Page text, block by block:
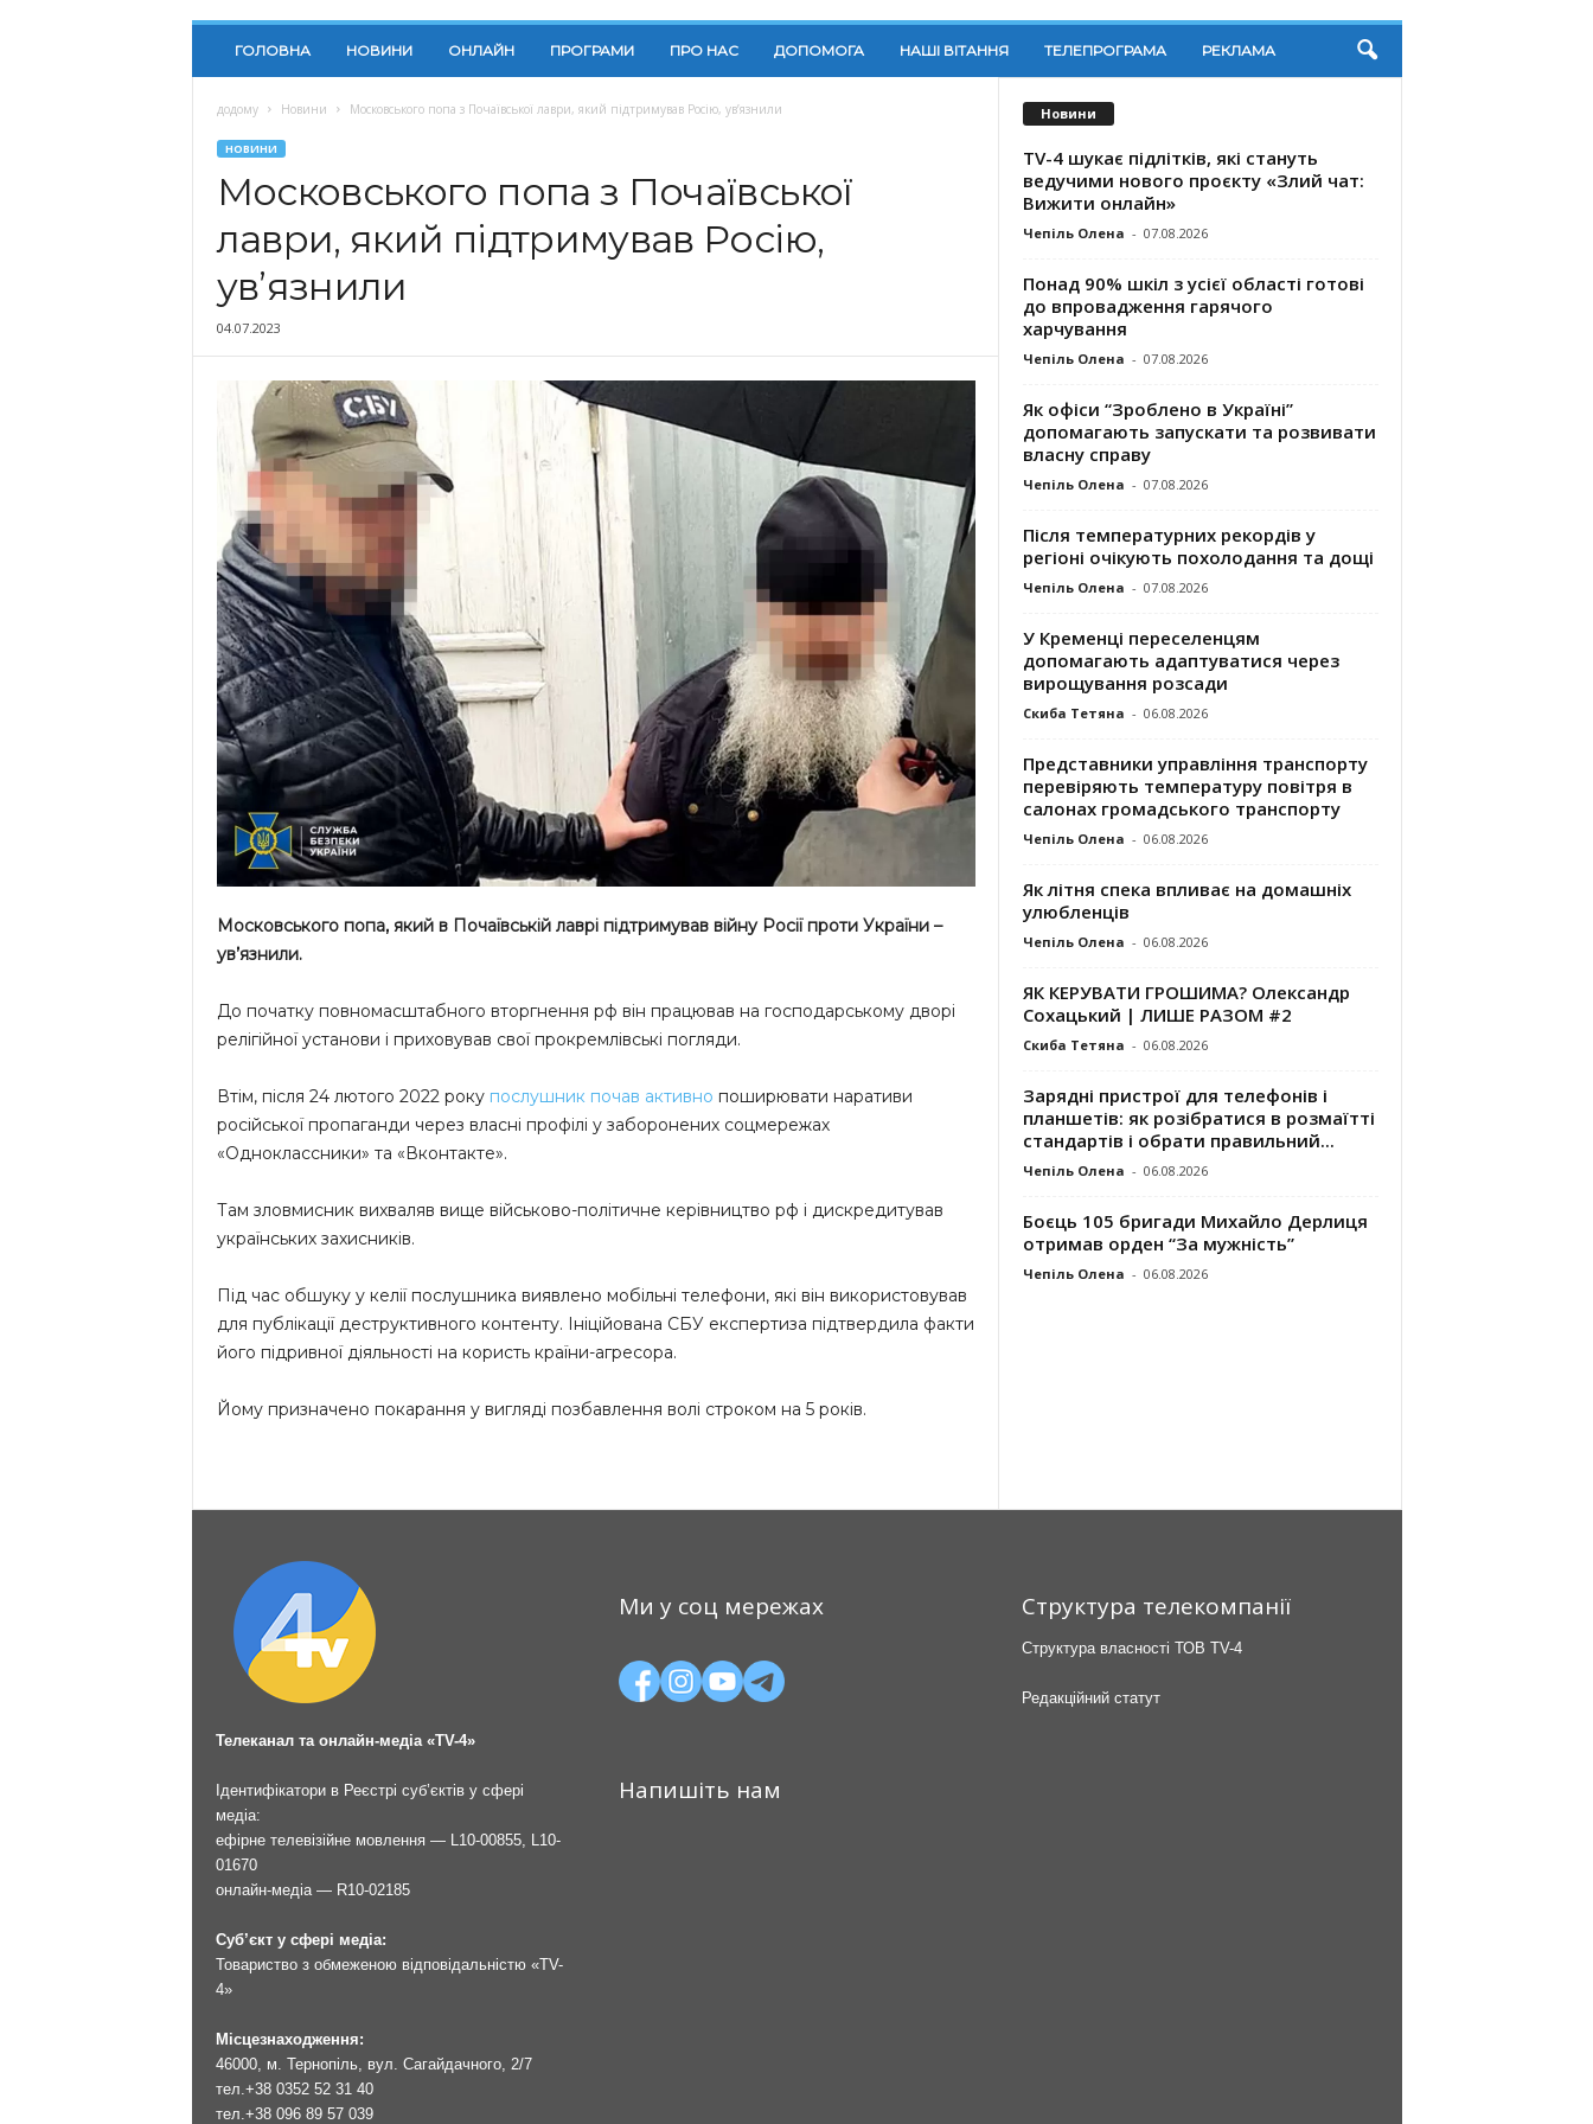
ГОЛОВНА НОВИНИ ОНЛАЙН ПРОГРАМИ ПРО НАС ДОПОМОГА НАШІ ВІТАННЯ ТЕЛЕПРОГРАМА РЕКЛАМА
додому Новини Московського попа з Почаївської лаври, який підтримував Росію, ув’язнили
НОВИНИ
Московського попа з Почаївської
лаври, який підтримував Росію,
ув’язнили
04.07.2023
Московського попа, який в Почаївській лаврі підтримував війну Росії проти України –
ув’язнили.
До початку повномасштабного вторгнення рф він працював на господарському дворі
релігійної установи і приховував свої прокремлівські погляди.
Втім, після 24 лютого 2022 року послушник почав активно поширювати наративи
російської пропаганди через власні профілі у заборонених соцмережах
«Одноклассники» та «Вконтакте».
Там зловмисник вихваляв вище військово-політичне керівництво рф і дискредитував
українських захисників.
Під час обшуку у келії послушника виявлено мобільні телефони, які він використовував
для публікації деструктивного контенту. Ініційована СБУ експертиза підтвердила факти
його підривної діяльності на користь країни-агресора.
Йому призначено покарання у вигляді позбавлення волі строком на 5 років.
Новини
TV-4 шукає підлітків, які стануть
ведучими нового проєкту «Злий чат:
Вижити онлайн»
Чепіль Олена - 07.08.2026
Понад 90% шкіл з усієї області готові
до впровадження гарячого
харчування
Чепіль Олена - 07.08.2026
Як офіси “Зроблено в Україні”
допомагають запускaти та розвивати
власну справу
Чепіль Олена - 07.08.2026
Після температурних рекордів у
регіоні очікують похолодання та дощі
Чепіль Олена - 07.08.2026
У Кременці переселенцям
допомагають адаптуватися через
вирощування розсади
Скиба Тетяна - 06.08.2026
Представники управління транспорту
перевіряють температуру повітря в
салонах громадського транспорту
Чепіль Олена - 06.08.2026
Як літня спека впливає на домашніх
улюбленців
Чепіль Олена - 06.08.2026
ЯК КЕРУВАТИ ГРОШИМА? Олександр
Сохацький | ЛИШЕ РАЗОМ #2
Скиба Тетяна - 06.08.2026
Зарядні пристрої для телефонів і
планшетів: як розібратися в розмаїтті
стандартів і обрати правильний...
Чепіль Олена - 06.08.2026
Боєць 105 бригади Михайло Дерлиця
отримав орден “За мужність”
Чепіль Олена - 06.08.2026
Телеканал та онлайн-медіа «TV-4»
Ідентифікатори в Реєстрі суб’єктів у сфері
медіа:
ефірне телевізійне мовлення — L10-00855, L10-
01670
онлайн-медіа — R10-02185
Суб’єкт у сфері медіа:
Товариство з обмеженою відповідальністю «TV-
4»
Місцезнаходження:
46000, м. Тернопіль, вул. Сагайдачного, 2/7
тел. +38 0352 52 31 40
тел. +38 096 89 57 039
Ми у соц мережах
Напишіть нам
Структура телекомпанії
Структура власності ТОВ TV-4
Редакційний статут